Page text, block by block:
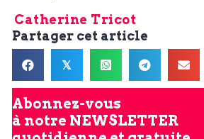
Catherine Tricot
Partager cet article
𝕏
Abonnez-vous
à notre NEWSLETTER